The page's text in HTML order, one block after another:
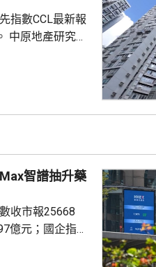
指數CCL最新報
量減少，樓價出
，業主買家均轉
智譜抽升藥
收市報25668
億元；國企指數